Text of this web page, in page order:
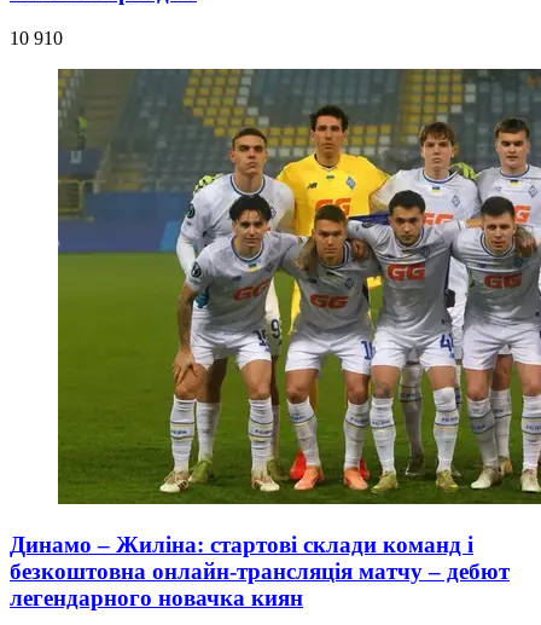
10 910
Динамо – Жиліна: стартові склади команд і
безкоштовна онлайн-трансляція матчу – дебют
легендарного новачка киян